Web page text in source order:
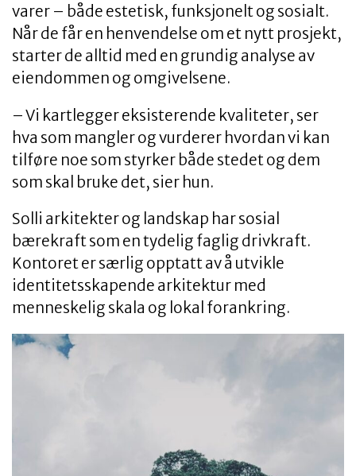
varer – både estetisk, funksjonelt og sosialt.
Når de får en henvendelse om et nytt prosjekt,
starter de alltid med en grundig analyse av
eiendommen og omgivelsene.
– Vi kartlegger eksisterende kvaliteter, ser
hva som mangler og vurderer hvordan vi kan
tilføre noe som styrker både stedet og dem
som skal bruke det, sier hun.
Solli arkitekter og landskap har sosial
bærekraft som en tydelig faglig drivkraft.
Kontoret er særlig opptatt av å utvikle
identitetsskapende arkitektur med
menneskelig skala og lokal forankring.